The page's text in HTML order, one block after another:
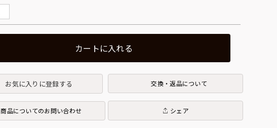
ブラック
カートに入れる
お気に入りに登録する 交換・返品について
商品についてのお問い合わせ シェア